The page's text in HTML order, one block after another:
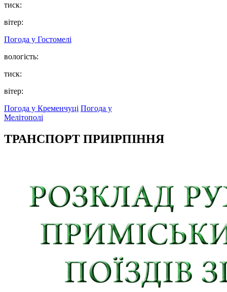
тиск:
вітер:
Погода у Гостомелі
вологість:
тиск:
вітер:
Погода у Кременчуці Погода у
Мелітополі
ТРАНСПОРТ ПРИІРПІННЯ